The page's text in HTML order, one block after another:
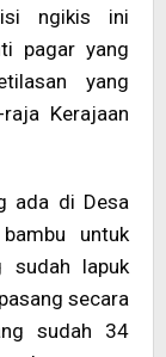
ngikis ini
pagar yang
yang
Kerajaan
ada di Desa
untuk
sudah lapuk
secara
sudah 34